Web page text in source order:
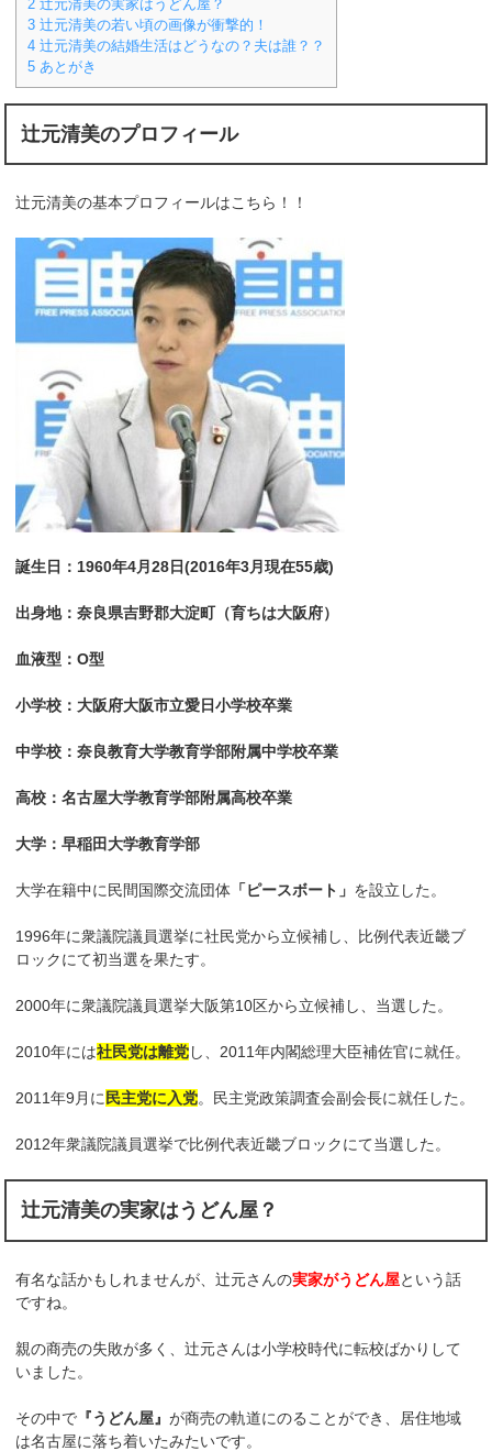
2 辻元清美の実家はうどん屋？
3 辻元清美の若い頃の画像が衝撃的！
4 辻元清美の結婚生活はどうなの？夫は誰？？
5 あとがき
辻元清美のプロフィール
辻元清美の基本プロフィールはこちら！！
誕生日：1960年4月28日(2016年3月現在55歳)
出身地：奈良県吉野郡大淀町（育ちは大阪府）
血液型：O型
小学校：大阪府大阪市立愛日小学校卒業
中学校：奈良教育大学教育学部附属中学校卒業
高校：名古屋大学教育学部附属高校卒業
大学：早稲田大学教育学部
大学在籍中に民間国際交流団体 「ピースボート」 を設立した。
1996年に衆議院議員選挙に社民党から立候補し、比例代表近畿ブ
ロックにて初当選を果たす。
2000年に衆議院議員選挙大阪第10区から立候補し、当選した。
2010年には社民党は離党し、2011年内閣総理大臣補佐官に就任。
2011年9月に民主党に入党。民主党政策調査会副会長に就任した。
2012年衆議院議員選挙で比例代表近畿ブロックにて当選した。
辻元清美の実家はうどん屋？
有名な話かもしれませんが、辻元さんの実家がうどん屋という話
ですね。
親の商売の失敗が多く、辻元さんは小学校時代に転校ばかりして
いました。
その中で 『うどん屋』が商売の軌道にのることができ、居住地域
は名古屋に落ち着いたみたいです。